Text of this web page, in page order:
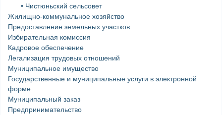
• Чистюньский сельсовет
Жилищно-коммунальное хозяйство
Предоставление земельных участков
Избирательная комиссия
Кадровое обеспечение
Легализация трудовых отношений
Муниципальное имущество
Государственные и муниципальные услуги в электронной
форме
Муниципальный заказ
Предпринимательство